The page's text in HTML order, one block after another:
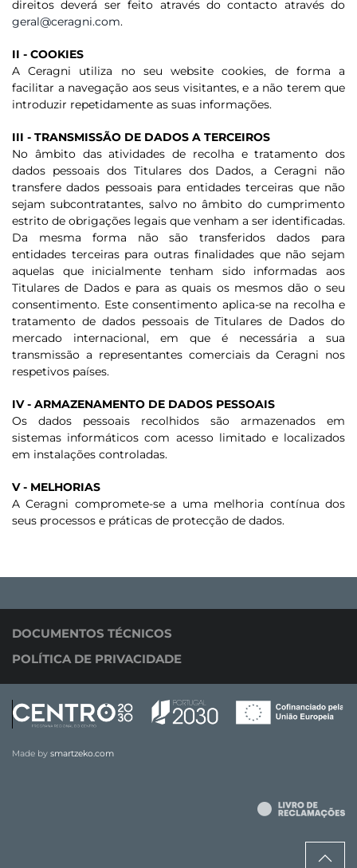
direitos deverá ser feito através do contacto através do
geral@ceragni.com.
II - COOKIES
A Ceragni utiliza no seu website cookies, de forma a
facilitar a navegação aos seus visitantes, e a não terem que
introduzir repetidamente as suas informações.
III - TRANSMISSÃO DE DADOS A TERCEIROS
No âmbito das atividades de recolha e tratamento dos
dados pessoais dos Titulares dos Dados, a Ceragni não
transfere dados pessoais para entidades terceiras que não
sejam subcontratantes, salvo no âmbito do cumprimento
estrito de obrigações legais que venham a ser identificadas.
Da mesma forma não são transferidos dados para
entidades terceiras para outras finalidades que não sejam
aquelas que inicialmente tenham sido informadas aos
Titulares de Dados e para as quais os mesmos dão o seu
consentimento. Este consentimento aplica-se na recolha e
tratamento de dados pessoais de Titulares de Dados do
mercado internacional, em que é necessária a sua
transmissão a representantes comerciais da Ceragni nos
respetivos países.
IV - ARMAZENAMENTO DE DADOS PESSOAIS
Os dados pessoais recolhidos são armazenados em
sistemas informáticos com acesso limitado e localizados
em instalações controladas.
V - MELHORIAS
A Ceragni compromete-se a uma melhoria contínua dos
seus processos e práticas de protecção de dados.
DOCUMENTOS TÉCNICOS
POLÍTICA DE PRIVACIDADE
Made by smartzeko.com